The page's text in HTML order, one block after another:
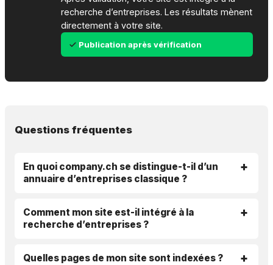
recherche d’entreprises. Les résultats mènent
directement à votre site.
Publication après vérification
Questions fréquentes
En quoi company.ch se distingue-t-il d’un
annuaire d’entreprises classique ?
Comment mon site est-il intégré à la
recherche d’entreprises ?
Quelles pages de mon site sont indexées ?